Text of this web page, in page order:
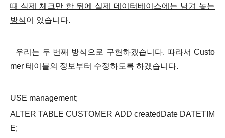
때 삭제 체크만 한 뒤에 실제 데이터베이스에는 남겨 놓는
방식이 있습니다.
우리는 두 번째 방식으로 구현하겠습니다. 따라서 Custo
mer 테이블의 정보부터 수정하도록 하겠습니다.
USE management;
ALTER TABLE CUSTOMER ADD createdDate DATETIM
E;